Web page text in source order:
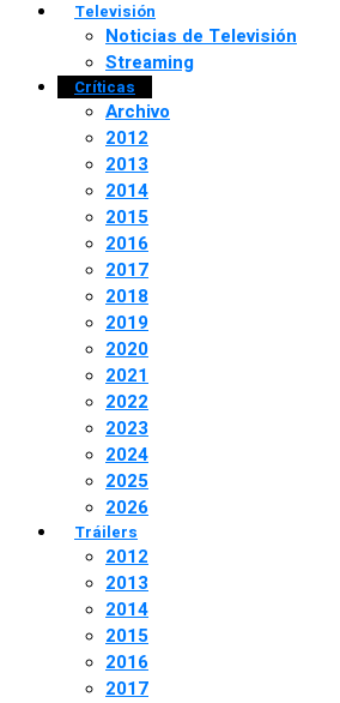
Televisión
Noticias de Televisión
Streaming
Críticas
Archivo
2012
2013
2014
2015
2016
2017
2018
2019
2020
2021
2022
2023
2024
2025
2026
Tráilers
2012
2013
2014
2015
2016
2017